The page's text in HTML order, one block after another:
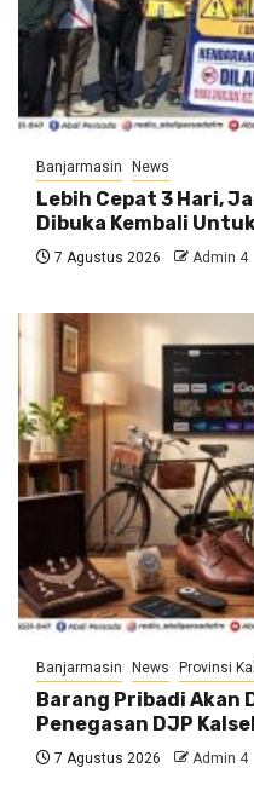
Banjarmasin News
Lebih Cepat 3 Hari,
Dibuka Kembali
7 Agustus 2026 Admin 4
Banjarmasin News Provinsi
Barang Pribadi Akan
Penegasan DJP
7 Agustus 2026 Admin 4